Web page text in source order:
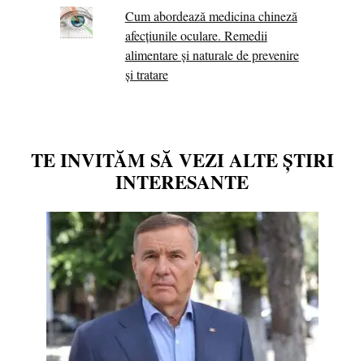
Cum abordează medicina chineză
afecțiunile oculare. Remedii
alimentare și naturale de prevenire
și tratare
TE INVITĂM SĂ VEZI ALTE ȘTIRI
INTERESANTE